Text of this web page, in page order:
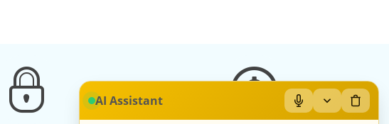
AI Assistant Mikrofon: Wł/Wył
Zwiń/rozwiń